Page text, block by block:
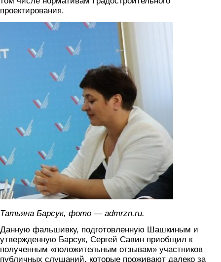
проектирования.
Татьяна Барсук, фото — admrzn.ru.
Данную фальшивку, подготовленную Шашкиным и
утвержденную Барсук, Сергей Савин приобщил к
полученным «положительным отзывам» участников
публичных слушаний, которые проживают далеко за